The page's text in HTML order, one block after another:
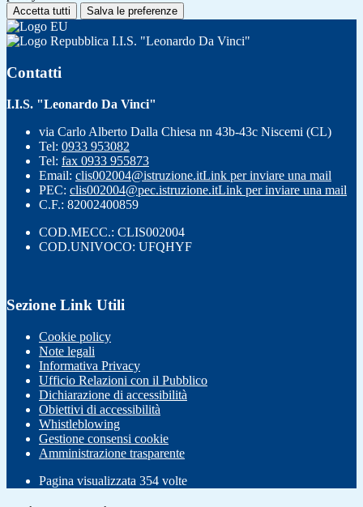
Accetta tutti Salva le preferenze
I.I.S. "Leonardo Da Vinci"
Contatti
I.I.S. "Leonardo Da Vinci"
via Carlo Alberto Dalla Chiesa nn 43b-43c Niscemi (CL)
Tel: 0933 953082
Tel: fax 0933 955873
Email: clis002004@istruzione.itLink per inviare una mail
PEC: clis002004@pec.istruzione.itLink per inviare una mail
C.F.: 82002400859
COD.MECC.: CLIS002004
COD.UNIVOCO: UFQHYF
Sezione Link Utili
Cookie policy
Note legali
Informativa Privacy
Ufficio Relazioni con il Pubblico
Dichiarazione di accessibilità
Obiettivi di accessibilità
Whistleblowing
Gestione consensi cookie
Amministrazione trasparente
Pagina visualizzata 354 volte